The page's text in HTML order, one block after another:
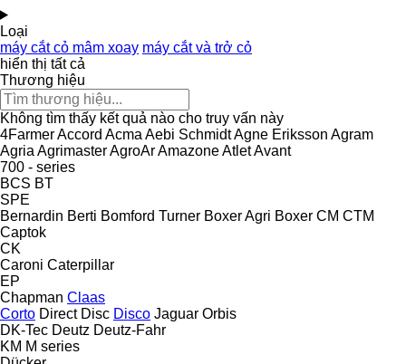
Loại
máy cắt cỏ mâm xoay máy cắt và trở cỏ
hiển thị tất cả
Thương hiệu
Không tìm thấy kết quả nào cho truy vấn này
4FarmerAccord Acma Aebi SchmidtAgne Eriksson Agram
Agria AgrimasterAgroArAmazoneAtletAvant
700 - series
BCS BT
SPE
Bernardin Berti Bomford Turner Boxer Agri Boxer CM CTM
Captok
CK
Caroni Caterpillar
EP
Chapman Claas
Corto Direct Disc Disco Jaguar Orbis
DK-Tec Deutz Deutz-Fahr
KM M series